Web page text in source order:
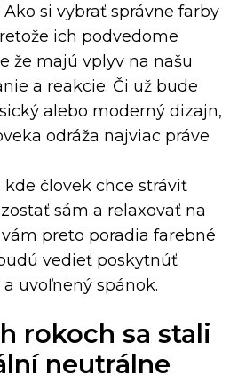
si vybrať správne farby
ich podvedome
že majú vplyv na našu
a reakcie. Či už bude
alebo moderný dizajn,
odráža najviac práve
človek chce stráviť
sám a relaxovať na
preto poradia farebné
vedieť poskytnúť
uvoľnený spánok.
rokoch sa stali
neutrálne